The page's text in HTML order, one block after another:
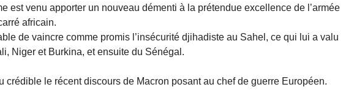
est venu apporter un nouveau démenti à la prétendue excellence de l’armée
africain.
de vaincre comme promis l’insécurité djihadiste au Sahel, ce qui lui a valu
Niger et Burkina, et ensuite du Sénégal.
crédible le récent discours de Macron posant au chef de guerre Européen.